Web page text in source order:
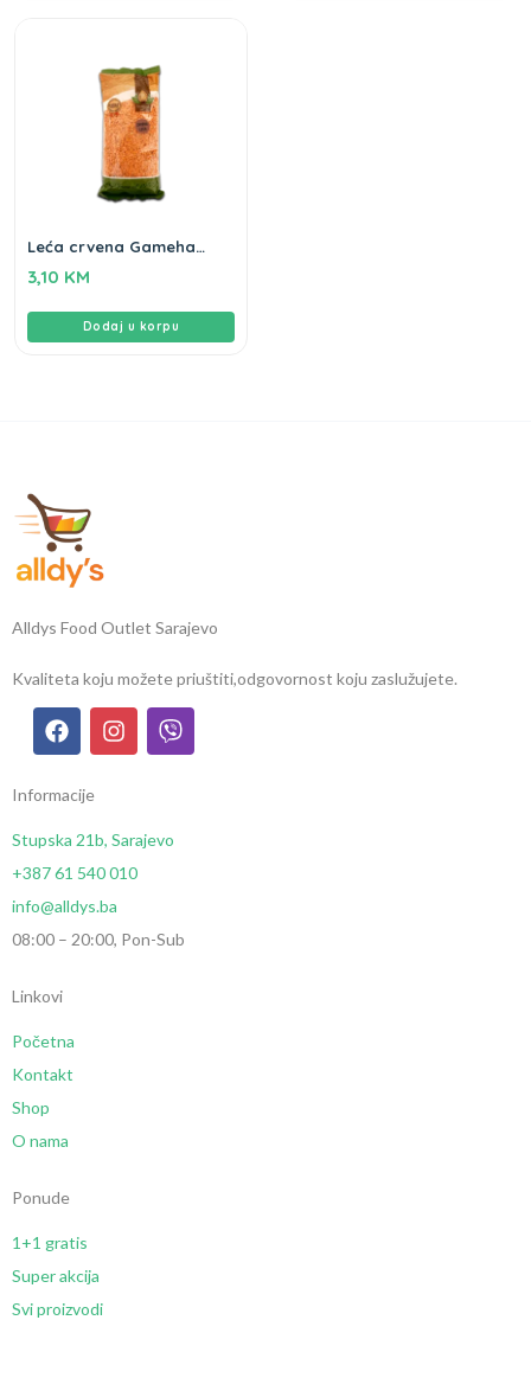
Leća crvena Gameha
3,10 KM
Dodaj u korpu
Alldys Food Outlet Sarajevo
Kvaliteta koju možete priuštiti,odgovornost koju zaslužujete.
Informacije
Stupska 21b, Sarajevo
+387 61 540 010
info@alldys.ba
08:00 – 20:00, Pon-Sub
Linkovi
Početna
Kontakt
Shop
O nama
Ponude
1+1 gratis
Super akcija
Svi proizvodi